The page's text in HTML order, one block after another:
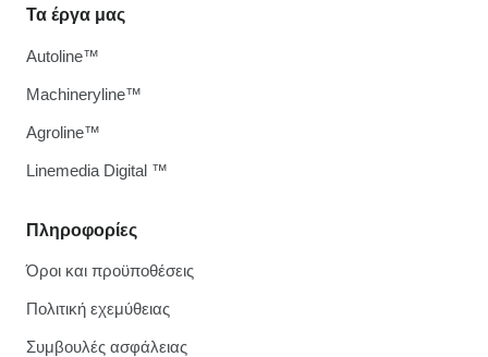
Πληροφορίες
Όροι και προϋποθέσεις
Πολιτική εχεμύθειας
Συμβουλές ασφάλειας
Τα έργα μας
Autoline™
Machineryline™
Agroline™
Linemedia Digital ™